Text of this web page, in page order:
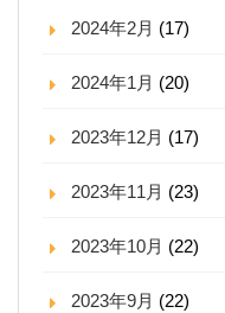
2024年2月 (17)
2024年1月 (20)
2023年12月 (17)
2023年11月 (23)
2023年10月 (22)
2023年9月 (22)